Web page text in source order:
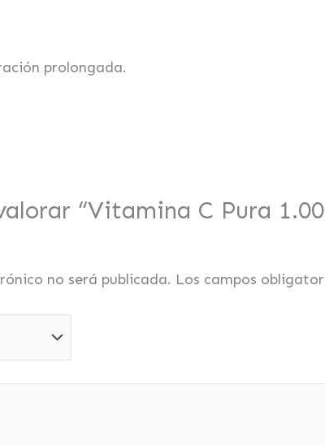
prolongada.
“Vitamina C Pura
no será publicada. Los campos